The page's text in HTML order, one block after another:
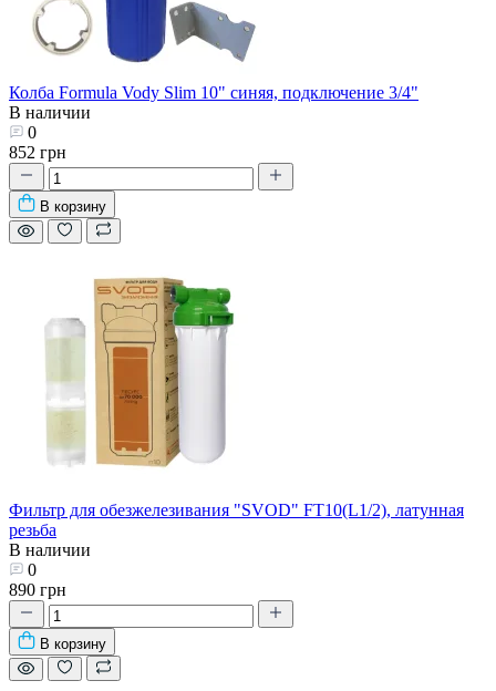
Колба Formula Vody Slim 10" синяя, подключение 3/4"
В наличии
0
852 грн
В корзину
Фильтр для обезжелезивания "SVOD" FT10(L1/2), латунная
резьба
В наличии
0
890 грн
В корзину